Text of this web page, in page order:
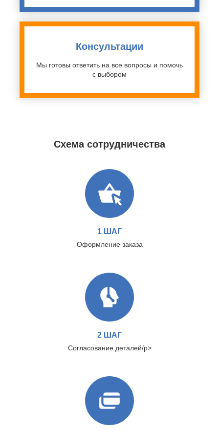
Консультации
Мы готовы ответить на все вопросы и помочь
с выбором
Схема сотрудничества
1 ШАГ
Оформление заказа
2 ШАГ
Согласование деталей/p>